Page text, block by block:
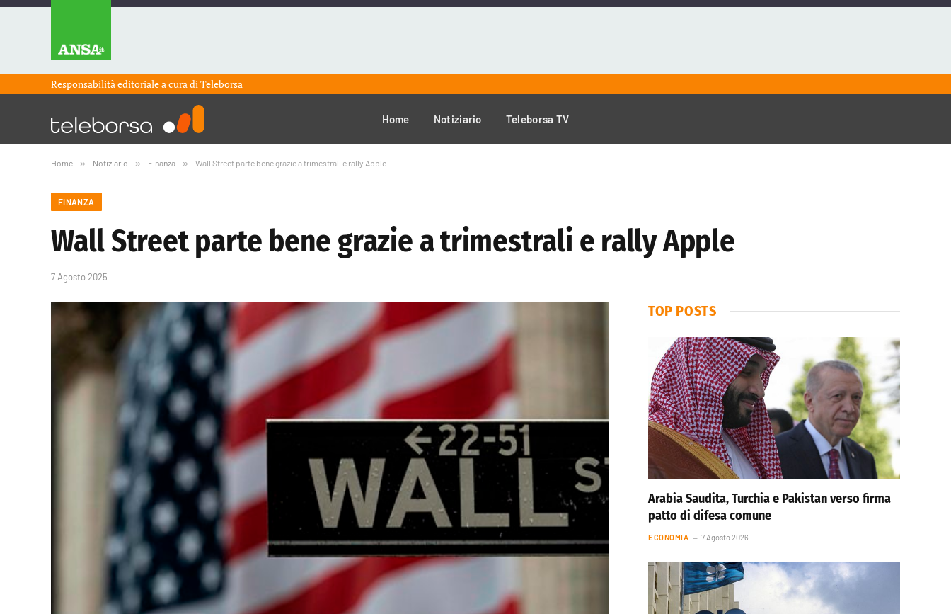
Responsabilità editoriale a cura diTeleborsa
Home Notiziario Teleborsa TV
Home » Notiziario » Finanza » Wall Street parte bene grazie a trimestrali e rally Apple
FINANZA
Wall Street parte bene grazie a trimestrali e rally Apple
7 Agosto 2025
TOP POSTS
Arabia Saudita, Turchia e Pakistan verso firma
patto di difesa comune
ECONOMIA 7 Agosto 2026